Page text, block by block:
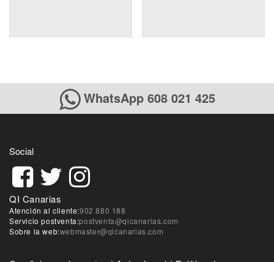
WhatsApp 608 021 425
Social
QI Canarias
Atención al cliente:902 880 188
Servicio postventa:postventa@qicanarias.com
Sobre la web:webmaster@qicanarias.com